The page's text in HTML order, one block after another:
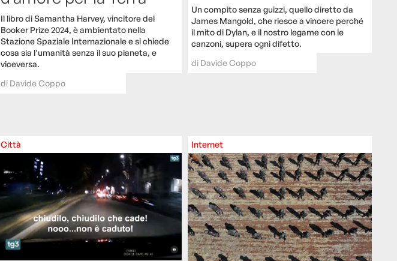
Il libro di Samantha Harvey, vincitore del
Booker Prize 2024, è ambientato nella
Stazione Spaziale Internazionale e si chiede
cosa sia l'umanità senza il suo pianeta, e
viceversa.
di Davide Coppo
Un compito senza guizzi, quello diretto da
James Mangold, che riesce a vincere perché
il mito di Dylan, e il nostro legame con le
canzoni, supera ogni difetto.
di Davide Coppo
Città Internet